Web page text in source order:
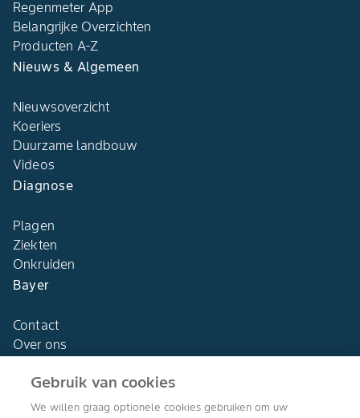
Regenmeter App
Belangrijke Overzichten
Producten A-Z
Nieuws & Algemeen
Nieuwsoverzicht
Koeriers
Duurzame landbouw
Videos
Diagnose
Plagen
Ziekten
Onkruiden
Bayer
Contact
Over ons
Gebruik van cookies
We willen graag optionele cookies gebruiken om uw